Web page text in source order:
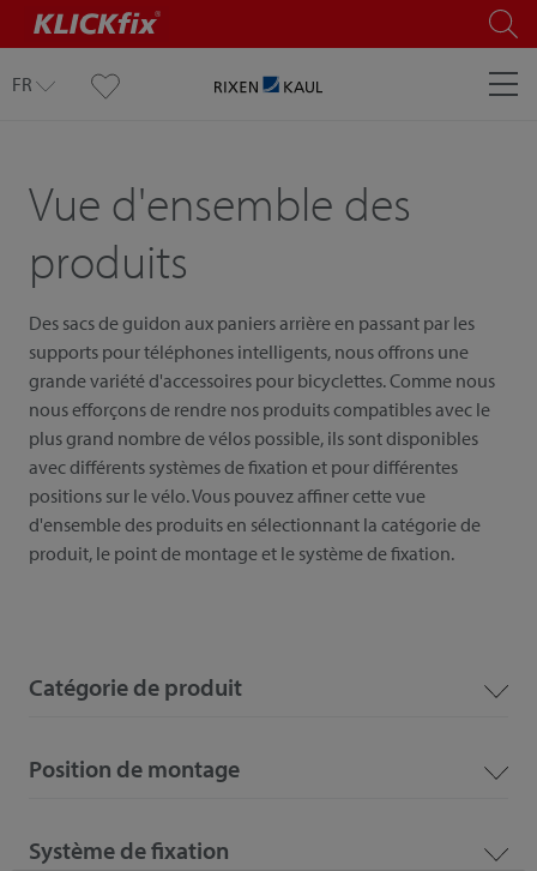
FR
Vue d'ensemble des
produits
Des sacs de guidon aux paniers arrière en passant par les
supports pour téléphones intelligents, nous offrons une
grande variété d'accessoires pour bicyclettes. Comme nous
nous efforçons de rendre nos produits compatibles avec le
plus grand nombre de vélos possible, ils sont disponibles
avec différents systèmes de fixation et pour différentes
positions sur le vélo. Vous pouvez affiner cette vue
d'ensemble des produits en sélectionnant la catégorie de
produit, le point de montage et le système de fixation.
Catégorie de produit
Position de montage
Système de fixation